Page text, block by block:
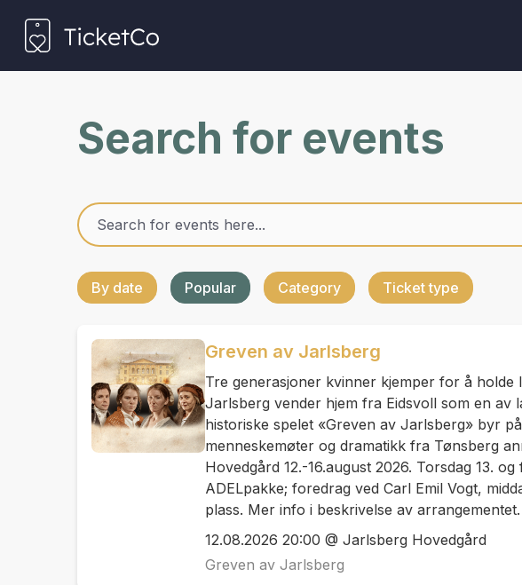
Search for events
By date Popular Category Ticket type
Greven av Jarlsberg
Tre generasjoner kvinner kjemper for å holde
Jarlsberg vender hjem fra Eidsvoll som en av
historiske spelet «Greven av Jarlsberg» byr
menneskemøter og dramatikk fra Tønsberg
Hovedgård 12.-16.august 2026. Torsdag 13.
ADELpakke; foredrag ved Carl Emil Vogt,
plass. Mer info i beskrivelse av arrangementet.
12.08.2026 20:00 @ Jarlsberg Hovedgård
Greven av Jarlsberg